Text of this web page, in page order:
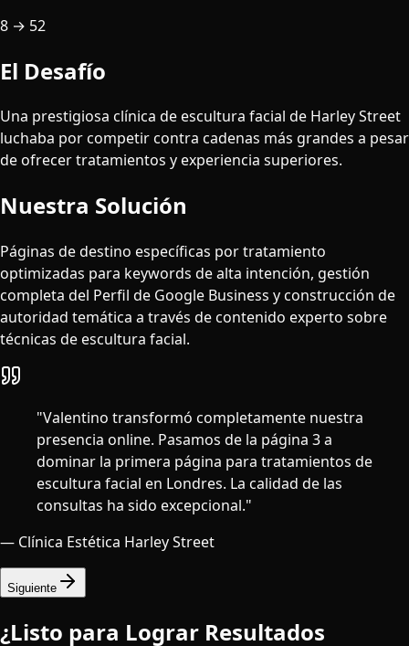
8 → 52
El Desafío
Una prestigiosa clínica de escultura facial de Harley Street
luchaba por competir contra cadenas más grandes a pesar
de ofrecer tratamientos y experiencia superiores.
Nuestra Solución
Páginas de destino específicas por tratamiento
optimizadas para keywords de alta intención, gestión
completa del Perfil de Google Business y construcción de
autoridad temática a través de contenido experto sobre
técnicas de escultura facial.
"Valentino transformó completamente nuestra
presencia online. Pasamos de la página 3 a
dominar la primera página para tratamientos de
escultura facial en Londres. La calidad de las
consultas ha sido excepcional."
— Clínica Estética Harley Street
Siguiente
¿Listo para Lograr Resultados